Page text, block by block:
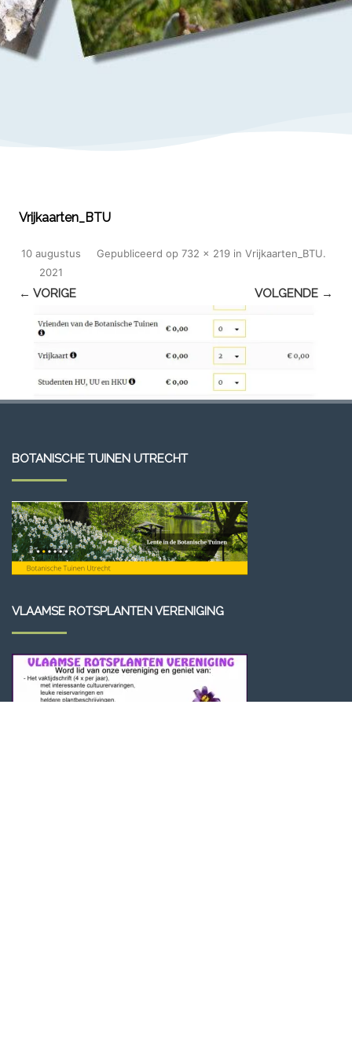
Vrijkaarten_BTU
Gepubliceerd
10 augustus
2021
op 732 × 219 in Vrijkaarten_BTU.
← VORIGE VOLGENDE →
BOTANISCHE TUINEN UTRECHT
VLAAMSE ROTSPLANTEN VERENIGING